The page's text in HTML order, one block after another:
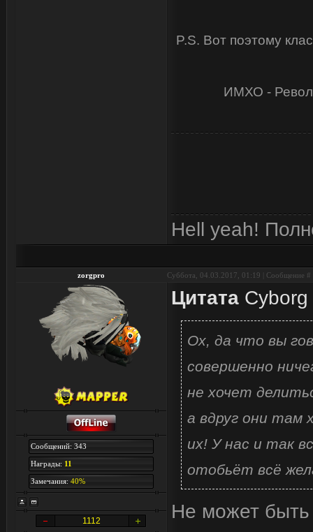
P.S. Вот поэтому
ИМХО -
Hell yeah!
zorgpro Суббота, 04.03.2017, 01:19 | Сообщение #
Сообщений: 343
Награды: 11
Замечания:40%
1112
Цитата Cyborg
Ох, да что вы
совершенно
не хочет
а вдруг они там
их! У нас и так
отобьёт всё
Не может быть